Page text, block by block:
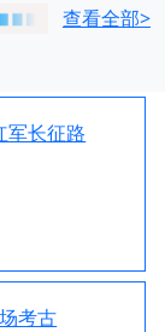
查看全部>
军长征路
考古